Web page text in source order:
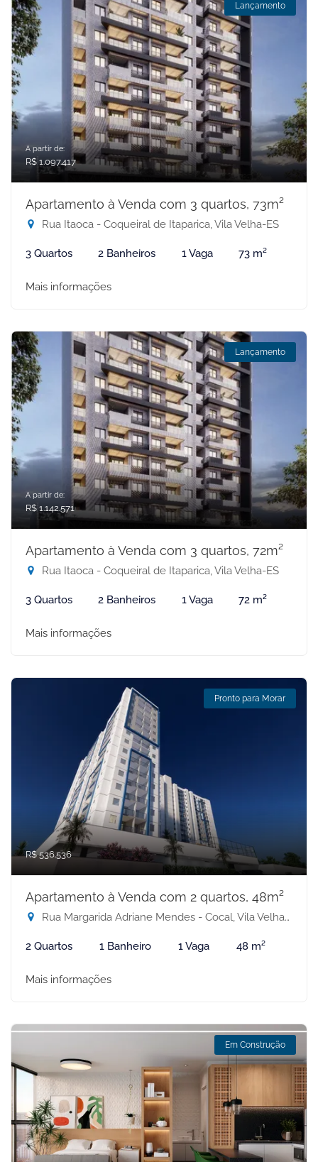
Lançamento
A partir de:
R$ 1.097.417
Apartamento à Venda com 3 quartos, 73m²
Rua Itaoca - Coqueiral de Itaparica, Vila Velha-ES
3 Quartos 2 Banheiros 1 Vaga 73 m²
Mais informações
Lançamento
A partir de:
R$ 1.142.571
Apartamento à Venda com 3 quartos, 72m²
Rua Itaoca - Coqueiral de Itaparica, Vila Velha-ES
3 Quartos 2 Banheiros 1 Vaga 72 m²
Mais informações
Pronto para Morar
R$ 536.536
Apartamento à Venda com 2 quartos, 48m²
Rua Margarida Adriane Mendes - Cocal, Vila Velha-ES
2 Quartos 1 Banheiro 1 Vaga 48 m²
Mais informações
Em Construção